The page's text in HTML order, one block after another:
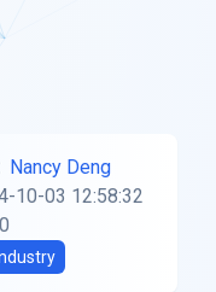
Nancy Deng
10-03 12:58:32